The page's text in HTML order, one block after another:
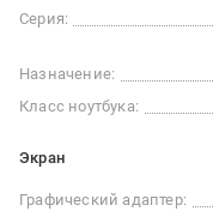
Серия:
Назначение:
Класс ноутбука:
Экран
Графический адаптер: